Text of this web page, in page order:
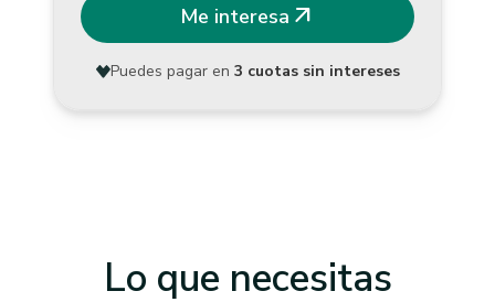
Me interesa arrow_outward
Puedes pagar en 3 cuotas sin intereses
Lo que necesitas